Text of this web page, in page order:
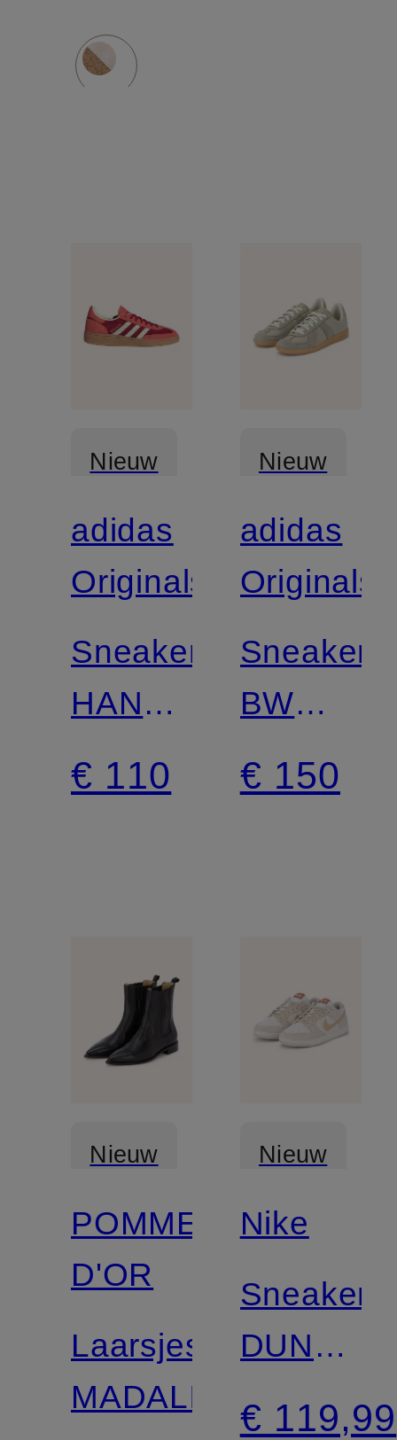
Nieuw
adidas
Originals
Sneakers
HANDBAL
SPECIAL
€ 110
Nieuw
adidas
Originals
Sneakers
BW
ARMY
€ 150
Nieuw
POMME
D'OR
Laarsjes
MADALINA
Nieuw
Nike
Sneakers
DUNK
LOW
€ 119,99